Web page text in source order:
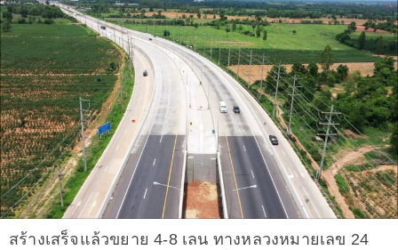
สร้างเสร็จแล้วขยาย 4-8 เลน ทางหลวงหมายเลข 24